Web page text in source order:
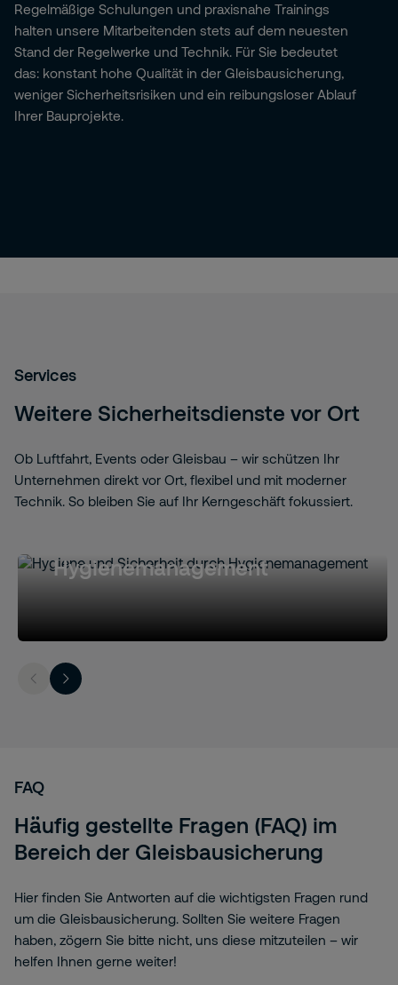
Regelmäßige Schulungen und praxisnahe Trainings
halten unsere Mitarbeitenden stets auf dem neuesten
Stand der Regelwerke und Technik. Für Sie bedeutet
das: konstant hohe Qualität in der Gleisbausicherung,
weniger Sicherheitsrisiken und ein reibungsloser Ablauf
Ihrer Bauprojekte.
Services
Weitere Sicherheitsdienste vor Ort
Ob Luftfahrt, Events oder Gleisbau – wir schützen Ihr
Unternehmen direkt vor Ort, flexibel und mit moderner
Technik. So bleiben Sie auf Ihr Kerngeschäft fokussiert.
Hygienemanagement
FAQ
Häufig gestellte Fragen (FAQ) im
Bereich der Gleisbausicherung
Hier finden Sie Antworten auf die wichtigsten Fragen rund
um die Gleisbausicherung. Sollten Sie weitere Fragen
haben, zögern Sie bitte nicht, uns diese mitzuteilen – wir
helfen Ihnen gerne weiter!